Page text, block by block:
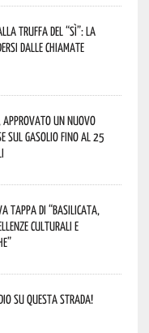
truffa del “Sì”: la
dalle chiamate
un nuovo
sul gasolio fino al 25
tappa di “Basilicata,
culturali e
su questa strada!